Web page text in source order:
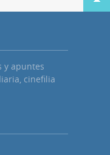
y apuntes
cinefilia